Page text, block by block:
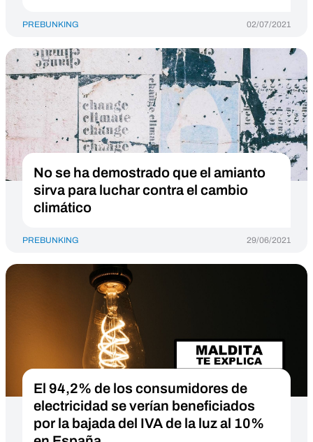
PREBUNKING 02/07/2021
No se ha demostrado que el amianto
sirva para luchar contra el cambio
climático
PREBUNKING 29/06/2021
El 94,2% de los consumidores de
electricidad se verían beneficiados
por la bajada del IVA de la luz al 10%